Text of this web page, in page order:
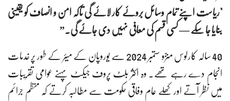
"ریاست اپنے تمام وسائل بروئے کار لائے گی تاکہ امن و انصاف کو یقینی
بنایا جا سکے — کسی قسم کی معافی نہیں دی جائے گی۔”
40 سالہ کارلوس منزّو ستمبر 2024 سے یوروپان کے میئر کے طور پر خدمات
انجام دے رہے تھے۔ وہ اکثر بلٹ پروف جیکٹ پہنے عوامی تقریبات
میں نظر آتے اور کھلے عام وفاقی حکومت سے مطالبہ کرتے کہ منظم جرائم